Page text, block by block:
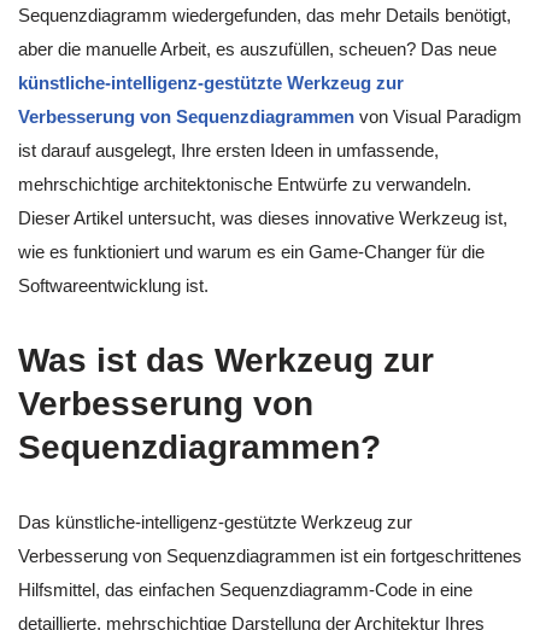
Sequenzdiagramm wiedergefunden, das mehr Details benötigt,
aber die manuelle Arbeit, es auszufüllen, scheuen? Das neue
künstliche-intelligenz-gestützte Werkzeug zur
Verbesserung von Sequenzdiagrammen von Visual Paradigm
ist darauf ausgelegt, Ihre ersten Ideen in umfassende,
mehrschichtige architektonische Entwürfe zu verwandeln.
Dieser Artikel untersucht, was dieses innovative Werkzeug ist,
wie es funktioniert und warum es ein Game-Changer für die
Softwareentwicklung ist.
Was ist das Werkzeug zur
Verbesserung von
Sequenzdiagrammen?
Das künstliche-intelligenz-gestützte Werkzeug zur
Verbesserung von Sequenzdiagrammen ist ein fortgeschrittenes
Hilfsmittel, das einfachen Sequenzdiagramm-Code in eine
detaillierte, mehrschichtige Darstellung der Architektur Ihres